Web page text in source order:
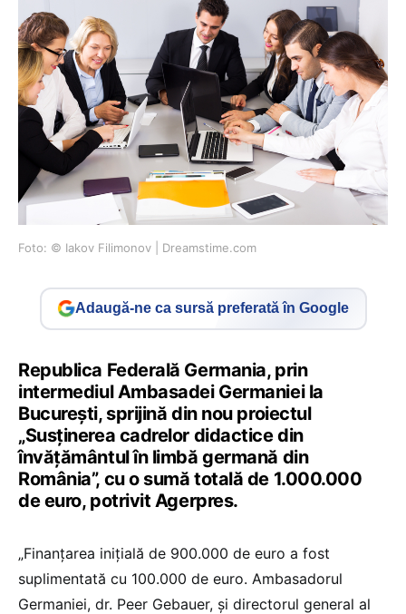
Foto: © Iakov Filimonov | Dreamstime.com
Adaugă-ne ca sursă preferată în Google
Republica Federală Germania, prin
intermediul Ambasadei Germaniei la
Bucureşti, sprijină din nou proiectul
„Susţinerea cadrelor didactice din
învăţământul în limbă germană din
România”, cu o sumă totală de 1.000.000
de euro, potrivit Agerpres.
„Finanţarea iniţială de 900.000 de euro a fost
suplimentată cu 100.000 de euro. Ambasadorul
Germaniei, dr. Peer Gebauer, şi directorul general al